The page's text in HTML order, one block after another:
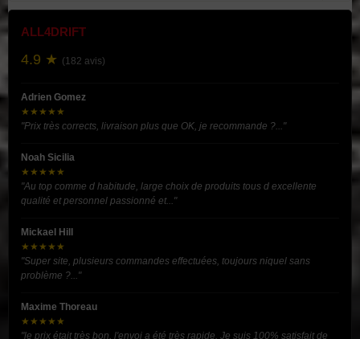
ALL4DRIFT
4.9 ★ (182 avis)
Adrien Gomez
★★★★★
"Prix très corrects, livraison plus que OK, je recommande ?..."
Noah Sicilia
★★★★★
"Au top comme d habitude, large choix de produits tous d excellente
qualité et personnel passionné et..."
Mickael Hill
★★★★★
"Super site, plusieurs commandes effectuées, toujours niquel sans
problème ?..."
Maxime Thoreau
★★★★★
"le prix était très bon, l'envoi a été très rapide. Je suis 100% satisfait de